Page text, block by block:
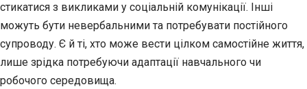
стикатися з викликами у соціальній комунікації. Інші
можуть бути невербальними та потребувати постійного
супроводу. Є й ті, хто може вести цілком самостійне життя,
лише зрідка потребуючи адаптації навчального чи
робочого середовища.